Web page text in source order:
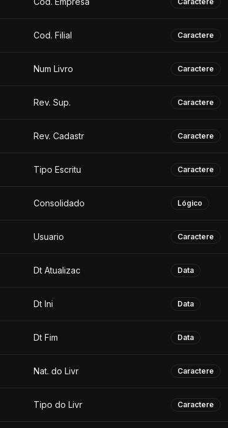
Cod. Filial Caractere
Num Livro Caractere
Rev. Sup. Caractere
Rev. Cadastr Caractere
Tipo Escritu Caractere
Consolidado Lógico
Usuario Caractere
Dt Atualizac Data
Dt Ini Data
Dt Fim Data
Nat. do Livr Caractere
Tipo do Livr Caractere